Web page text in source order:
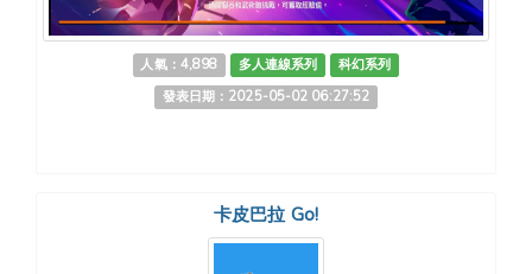
人氣：4,898 多人連線系列
科幻系列
發表日期：2025-05-02 06:27:52
卡皮巴拉 Go!